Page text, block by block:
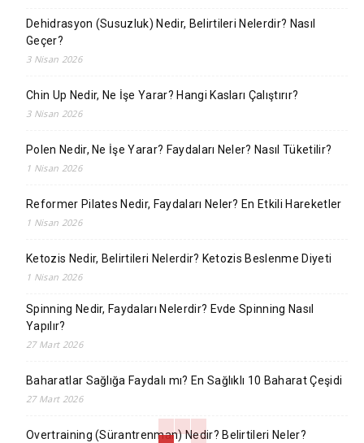
Dehidrasyon (Susuzluk) Nedir, Belirtileri Nelerdir? Nasıl
Geçer?
3 Nisan 2026
Chin Up Nedir, Ne İşe Yarar? Hangi Kasları Çalıştırır?
3 Nisan 2026
Polen Nedir, Ne İşe Yarar? Faydaları Neler? Nasıl Tüketilir?
1 Nisan 2026
Reformer Pilates Nedir, Faydaları Neler? En Etkili Hareketler
1 Nisan 2026
Ketozis Nedir, Belirtileri Nelerdir? Ketozis Beslenme Diyeti
1 Nisan 2026
Spinning Nedir, Faydaları Nelerdir? Evde Spinning Nasıl
Yapılır?
27 Mart 2026
Baharatlar Sağlığa Faydalı mı? En Sağlıklı 10 Baharat Çeşidi
27 Mart 2026
Overtraining (Sürantrenman) Nedir? Belirtileri Neler?